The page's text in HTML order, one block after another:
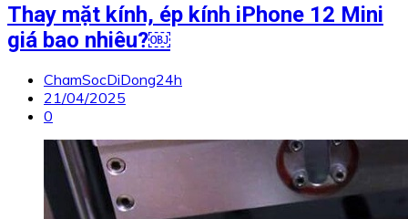
Thay mặt kính, ép kính iPhone 12 Mini
giá bao nhiêu?￼
ChamSocDiDong24h
21/04/2025
0